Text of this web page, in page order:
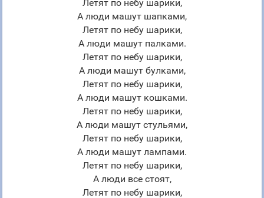
Летят по небу шарики,
А люди машут шапками,
Летят по небу шарики,
А люди машут палками.
Летят по небу шарики,
А люди машут булками,
Летят по небу шарики,
А люди машут кошками.
Летят по небу шарики,
А люди машут стульями,
Летят по небу шарики,
А люди машут лампами.
Летят по небу шарики,
А люди все стоят,
Летят по небу шарики,